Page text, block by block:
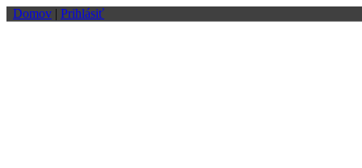
Domov | Prihlásiť